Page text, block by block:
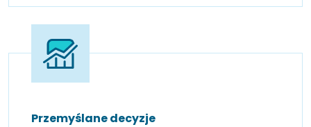
Przemyślane decyzje